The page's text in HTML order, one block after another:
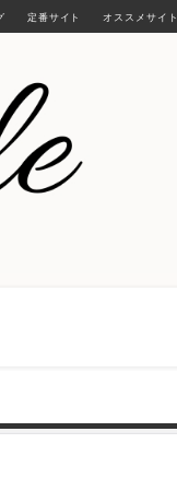
オススメサイト
定番サイト